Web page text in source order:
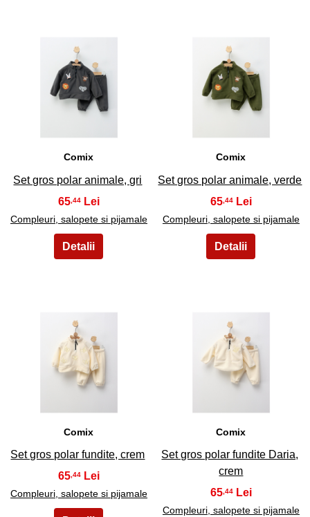
39
Comix
Set gros polar animale, gri
65,44
Compleuri, salopete si pijamale
40
Comix
Set gros polar animale, verde
65,44
Compleuri, salopete si pijamale
41
Comix
Set gros polar fundite, crem
65,44
Compleuri, salopete si pijamale
42
Comix
Set gros polar fundite Daria,
crem
65,44
Compleuri, salopete si pijamale